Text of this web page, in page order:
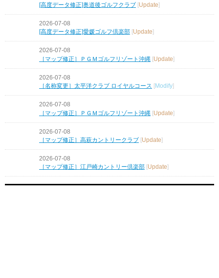
[高度データ修正]奥道後ゴルフクラブ [Update]
2026-07-08
[高度データ修正]愛媛ゴルフ倶楽部 Update
2026-07-08
［マップ修正］ＰＧＭゴルフリゾート沖縄 [Update]
2026-07-08
［名称変更］太平洋クラブ ロイヤルコース [Modify]
2026-07-08
［マップ修正］ＰＧＭゴルフリゾート沖縄 [Update]
2026-07-08
［マップ修正］高萩カントリークラブ [Update]
2026-07-08
［マップ修正］江戸崎カントリー倶楽部 Update